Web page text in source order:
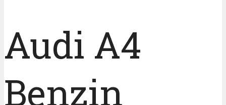
Audi A4
Benzin